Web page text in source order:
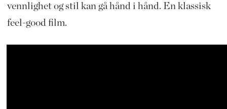
vennlighet og stil kan gå hånd i hånd. En klassisk
feel-good film.